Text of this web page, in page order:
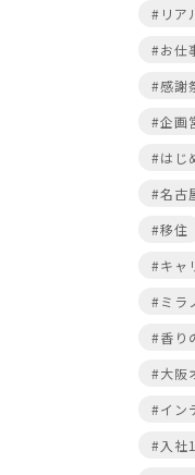
#リア
#お仕
#感謝
#企画
#はじ
#名古
#移住
#キャ
#ミラ
#香り
#大阪
#イン
#入社